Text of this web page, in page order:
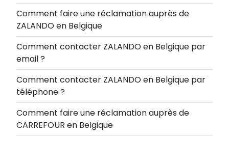
Comment faire une réclamation auprès de
ZALANDO en Belgique
Comment contacter ZALANDO en Belgique par
email ?
Comment contacter ZALANDO en Belgique par
téléphone ?
Comment faire une réclamation auprès de
CARREFOUR en Belgique